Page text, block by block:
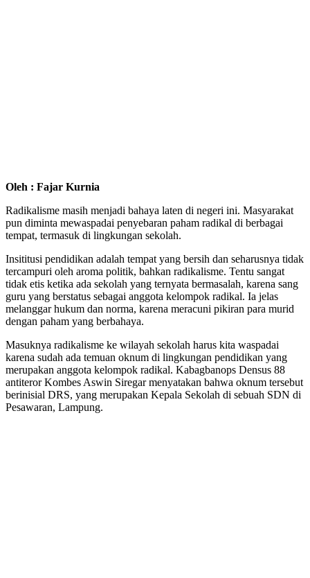
Oleh : Fajar Kurnia
Radikalisme masih menjadi bahaya laten di negeri ini. Masyarakat
pun diminta mewaspadai penyebaran paham radikal di berbagai
tempat, termasuk di lingkungan sekolah.
Insititusi pendidikan adalah tempat yang bersih dan seharusnya tidak
tercampuri oleh aroma politik, bahkan radikalisme. Tentu sangat
tidak etis ketika ada sekolah yang ternyata bermasalah, karena sang
guru yang berstatus sebagai anggota kelompok radikal. Ia jelas
melanggar hukum dan norma, karena meracuni pikiran para murid
dengan paham yang berbahaya.
Masuknya radikalisme ke wilayah sekolah harus kita waspadai
karena sudah ada temuan oknum di lingkungan pendidikan yang
merupakan anggota kelompok radikal. Kabagbanops Densus 88
antiteror Kombes Aswin Siregar menyatakan bahwa oknum tersebut
berinisial DRS, yang merupakan Kepala Sekolah di sebuah SDN di
Pesawaran, Lampung.